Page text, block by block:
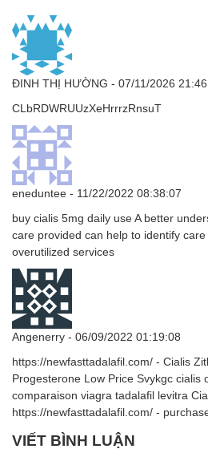
ĐINH THỊ HƯỜNG - 07/11/2026
CLbRDWRUUzXeHrrrzRnsuT
eneduntee - 11/22/2022 08:38:07
buy cialis 5mg daily use A better
care provided can help to identify
overutilized services
Angenerry - 06/09/2022 01:19:08
https://newfasttadalafil.com/ - Cialis
Progesterone Low Price Svykgc cialis
comparaison viagra tadalafil levitra
https://newfasttadalafil.com/ -
VIẾT BÌNH LUẬN